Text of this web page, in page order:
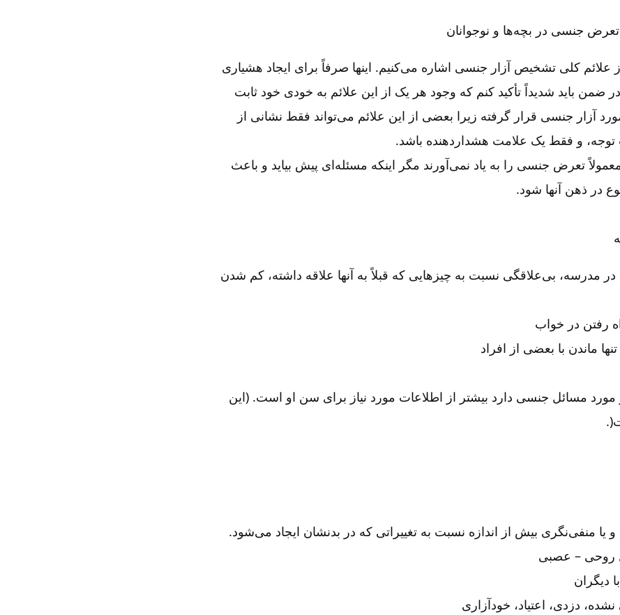
جنسی در بچه‌ها و نوجوانان
علائم کلی تشخیص آزار جنسی اشاره می‌کنیم. اینها صرفاً برای ایجاد هشیاری
ضمن باید شدیداً تأکید کنم که وجود هر یک از این علائم به خودی خود ثابت
آزار جنسی قرار گرفته زیرا بعضی از این علائم می‌تواند فقط نشانی از
و فقط یک علامت هشدار‌دهنده باشد.
زیر ۵ سال معمولاً تعرض جنسی را به یاد نمی‌آورند مگر اینکه مسئله‌ای پیش بیاید و باعث
در ذهن آنها شود.
در مدرسه، بی‌علاقگی نسبت به چیزهایی که قبلاً به آنها علاقه داشته، کم شدن
رفتن در خواب
ماندن با بعضی از افراد
مورد مسائل جنسی دارد بیشتر از اطلاعات مورد نیاز برای سن او است. (این
.)
یا منفی‌نگری بیش از ‌اندازه نسبت به تغییراتی که در بدنشان ایجاد می‌شود.
روحی – عصبی
دیگران
دزدی، اعتیاد، خودآزاری